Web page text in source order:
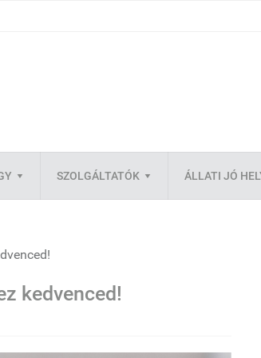
SZOLGÁLTATÓK ÁLLATI JÓ
kedvenced!